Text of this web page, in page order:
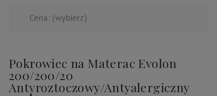
Cena: (wybierz)
Pokrowiec na Materac Evolon
200/200/20
Antyroztoczowy/Antyalergiczny